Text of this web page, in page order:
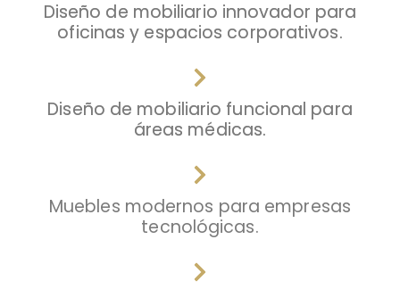
Diseño de mobiliario innovador para
oficinas y espacios corporativos.
Diseño de mobiliario funcional para
áreas médicas.
Muebles modernos para empresas
tecnológicas.